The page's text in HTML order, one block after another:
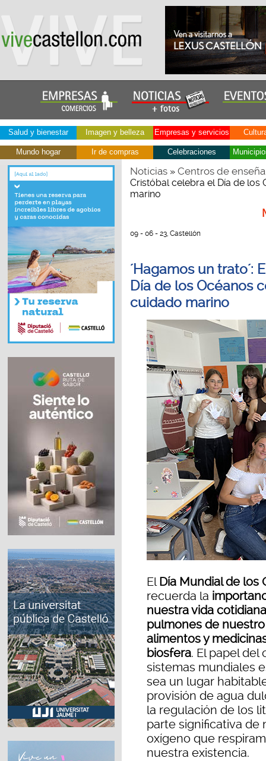
Salud y bienestar Imagen y belleza Empresas y servicios
Mundo hogar Ir de compras Celebraciones
Noticias» Centros de
Cristóbal celebra el Día de los
marino
09 - 06 - 23, Castellón
´Hagamos un trato´:
Día de los Océanos
cuidado marino
ElDía Mundial de los
recuerda la
nuestra vida
pulmones de
alimentos y
biosfera. El papel
sistemas mundiales
sea un lugar
provisión de agua
la regulación de los
parte significativa de
oxígeno que
nuestra existencia.